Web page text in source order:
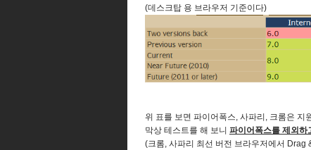
(데스크탑 용 브라우저 기준이다)
위 표를 보면 파이어폭스, 사파리, 크롬은 지
막상 테스트를 해 보니 파이어폭스를 제외하
(크롬, 사파리 최선 버전 브라우저에서 Drag